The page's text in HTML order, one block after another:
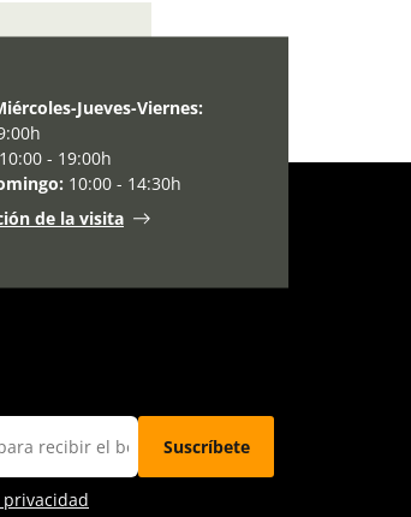
Jueves-Viernes:
10:00 - 19:00h
10:00 - 14:30h
de la visita